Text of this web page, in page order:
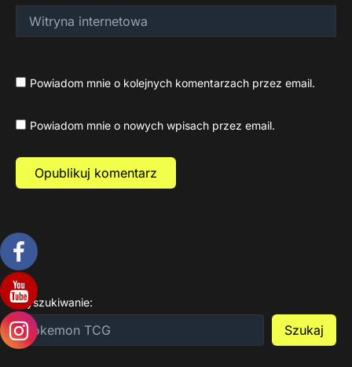
internetowa
Powiadom mnie o kolejnych komentarzach przez email.
Powiadom mnie o nowych wpisach przez email.
Wyszukiwanie:
Szukaj